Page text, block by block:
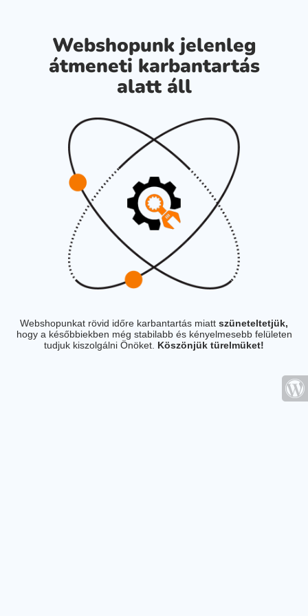
Webshopunk jelenleg
átmeneti karbantartás
alatt áll
Webshopunkat rövid időre karbantartás miatt szüneteltetjük,
hogy a későbbiekben még stabilabb és kényelmesebb felületen
tudjuk kiszolgálni Önöket. Köszönjük türelmüket!